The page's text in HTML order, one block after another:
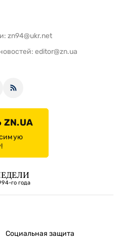
zn94@ukr.net
editor@zn.ua
го года
Социальная защита